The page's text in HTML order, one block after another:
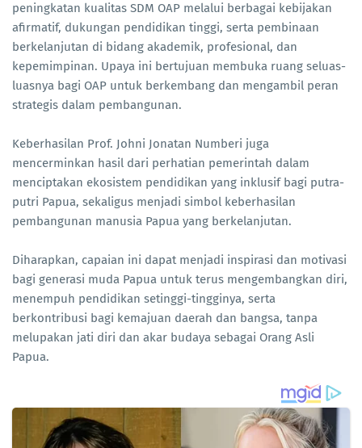
peningkatan kualitas SDM OAP melalui berbagai kebijakan
afirmatif, dukungan pendidikan tinggi, serta pembinaan
berkelanjutan di bidang akademik, profesional, dan
kepemimpinan. Upaya ini bertujuan membuka ruang seluas-
luasnya bagi OAP untuk berkembang dan mengambil peran
strategis dalam pembangunan.
Keberhasilan Prof. Johni Jonatan Numberi juga
mencerminkan hasil dari perhatian pemerintah dalam
menciptakan ekosistem pendidikan yang inklusif bagi putra-
putri Papua, sekaligus menjadi simbol keberhasilan
pembangunan manusia Papua yang berkelanjutan.
Diharapkan, capaian ini dapat menjadi inspirasi dan motivasi
bagi generasi muda Papua untuk terus mengembangkan diri,
menempuh pendidikan setinggi-tingginya, serta
berkontribusi bagi kemajuan daerah dan bangsa, tanpa
melupakan jati diri dan akar budaya sebagai Orang Asli
Papua.